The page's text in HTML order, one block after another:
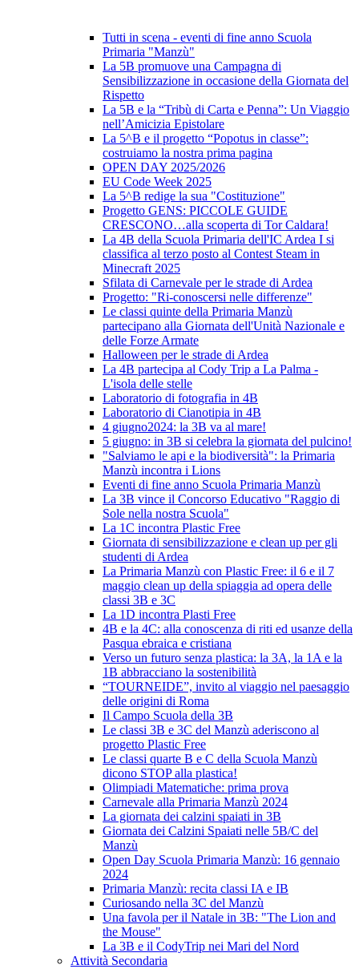
Tutti in scena - eventi di fine anno Scuola
Primaria "Manzù"
La 5B promuove una Campagna di
Sensibilizzazione in occasione della Giornata del
Rispetto
La 5B e la “Tribù di Carta e Penna”: Un Viaggio
nell’Amicizia Epistolare
La 5^B e il progetto “Popotus in classe”:
costruiamo la nostra prima pagina
OPEN DAY 2025/2026
EU Code Week 2025
La 5^B redige la sua "Costituzione"
Progetto GENS: PICCOLE GUIDE
CRESCONO…alla scoperta di Tor Caldara!
La 4B della Scuola Primaria dell'IC Ardea I si
classifica al terzo posto al Contest Steam in
Minecraft 2025
Sfilata di Carnevale per le strade di Ardea
Progetto: "Ri-conoscersi nelle differenze"
Le classi quinte della Primaria Manzù
partecipano alla Giornata dell'Unità Nazionale e
delle Forze Armate
Halloween per le strade di Ardea
La 4B partecipa al Cody Trip a La Palma -
L'isola delle stelle
Laboratorio di fotografia in 4B
Laboratorio di Cianotipia in 4B
4 giugno2024: la 3B va al mare!
5 giugno: in 3B si celebra la giornata del pulcino!
"Salviamo le api e la biodiversità": la Primaria
Manzù incontra i Lions
Eventi di fine anno Scuola Primaria Manzù
La 3B vince il Concorso Educativo "Raggio di
Sole nella nostra Scuola"
La 1C incontra Plastic Free
Giornata di sensibilizzazione e clean up per gli
studenti di Ardea
La Primaria Manzù con Plastic Free: il 6 e il 7
maggio clean up della spiaggia ad opera delle
classi 3B e 3C
La 1D incontra Plasti Free
4B e la 4C: alla conoscenza di riti ed usanze della
Pasqua ebraica e cristiana
Verso un futuro senza plastica: la 3A, la 1A e la
1B abbracciano la sostenibilità
“TOURNEIDE”, invito al viaggio nel paesaggio
delle origini di Roma
Il Campo Scuola della 3B
Le classi 3B e 3C del Manzù aderiscono al
progetto Plastic Free
Le classi quarte B e C della Scuola Manzù
dicono STOP alla plastica!
Olimpiadi Matematiche: prima prova
Carnevale alla Primaria Manzù 2024
La giornata dei calzini spaiati in 3B
Giornata dei Calzini Spaiati nelle 5B/C del
Manzù
Open Day Scuola Primaria Manzù: 16 gennaio
2024
Primaria Manzù: recita classi IA e IB
Curiosando nella 3C del Manzù
Una favola per il Natale in 3B: "The Lion and
the Mouse"
La 3B e il CodyTrip nei Mari del Nord
Attività Secondaria